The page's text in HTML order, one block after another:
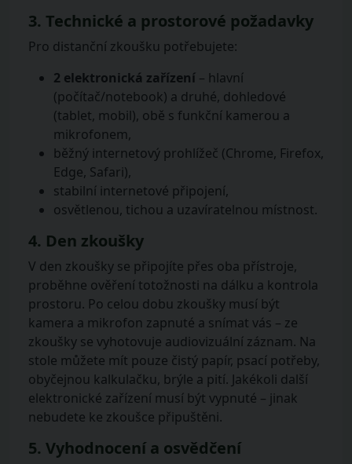
3. Technické a prostorové požadavky
Pro distanční zkoušku potřebujete:
2 elektronická zařízení – hlavní
(počítač/notebook) a druhé, dohledové
(tablet, mobil), obě s funkční kamerou a
mikrofonem,
běžný internetový prohlížeč (Chrome, Firefox,
Edge, Safari),
stabilní internetové připojení,
osvětlenou, tichou a uzavíratelnou místnost.
4. Den zkoušky
V den zkoušky se připojíte přes oba přístroje,
proběhne ověření totožnosti na dálku a kontrola
prostoru. Po celou dobu zkoušky musí být
kamera a mikrofon zapnuté a snímat vás – ze
zkoušky se vyhotovuje audiovizuální záznam. Na
stole můžete mít pouze čistý papír, psací potřeby,
obyčejnou kalkulačku, brýle a pití. Jakékoli další
elektronické zařízení musí být vypnuté – jinak
nebudete ke zkoušce připuštěni.
5. Vyhodnocení a osvědčení